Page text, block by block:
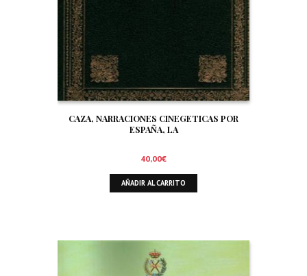
CAZA, NARRACIONES CINEGETICAS POR
ESPAÑA, LA
40,00€
AÑADIR AL CARRITO